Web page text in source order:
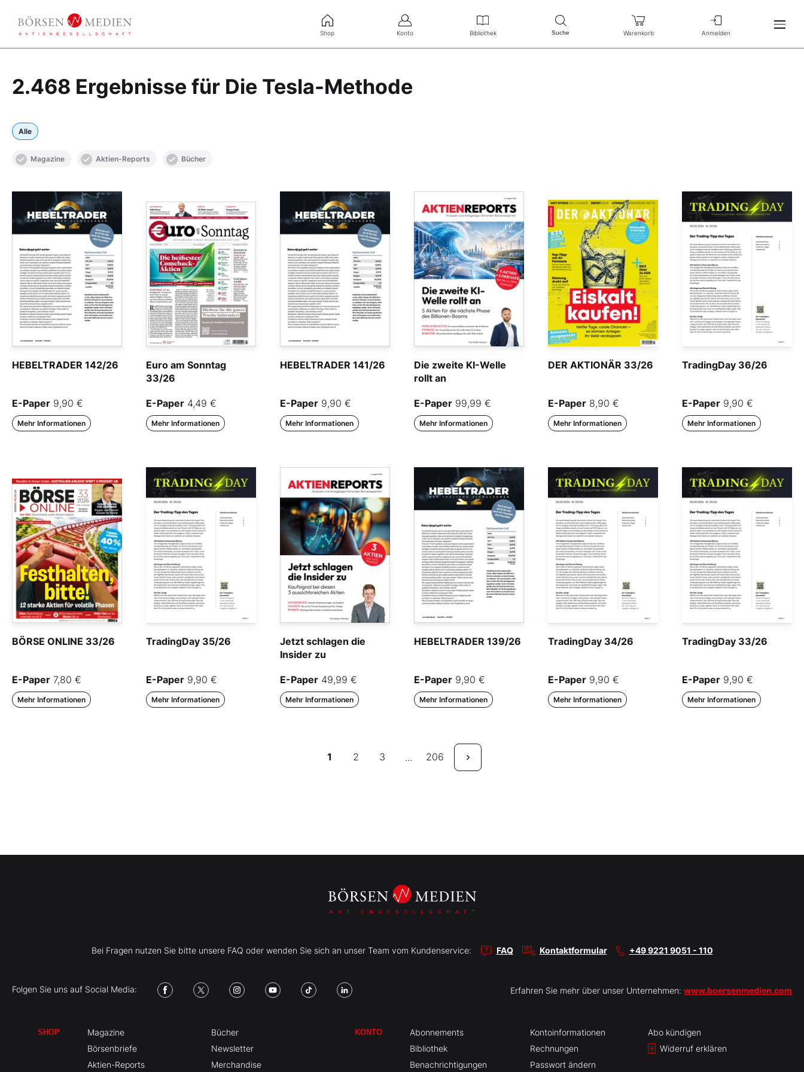
Shop Konto Bibliothek Suche Warenkorb Anmelden
2.468 Ergebnisse für Die Tesla-Methode
Alle
Magazine Aktien-Reports Bücher
HEBELTRADER 142/26
E-Paper 9,90 €
Mehr Informationen
Euro am Sonntag
33/26
E-Paper 4,49 €
Mehr Informationen
HEBELTRADER 141/26
E-Paper 9,90 €
Mehr Informationen
Die zweite KI-Welle
rollt an
E-Paper 99,99 €
Mehr Informationen
DER AKTIONÄR 33/26
E-Paper 8,90 €
Mehr Informationen
TradingDay 36/26
E-Paper 9,90 €
Mehr Informationen
BÖRSE ONLINE 33/26
E-Paper 7,80 €
Mehr Informationen
TradingDay 35/26
E-Paper 9,90 €
Mehr Informationen
Jetzt schlagen die
Insider zu
E-Paper 49,99 €
Mehr Informationen
HEBELTRADER 139/26
E-Paper 9,90 €
Mehr Informationen
TradingDay 34/26
E-Paper 9,90 €
Mehr Informationen
TradingDay 33/26
E-Paper 9,90 €
Mehr Informationen
1 2 3 ... 206
Bei Fragen nutzen Sie bitte unsere FAQ oder wenden Sie sich an unser Team vom Kundenservice: FAQ Kontaktformular +49 9221 9051 - 110
Folgen Sie uns auf Social Media: Erfahren Sie mehr über unser Unternehmen: www.boersenmedien.com
SHOP
Magazine
Börsenbriefe
Aktien-Reports
Bücher
Newsletter
Merchandise
KONTO
Abonnements
Bibliothek
Benachrichtigungen
Kontoinformationen
Rechnungen
Passwort ändern
Abo kündigen
Widerruf erklären